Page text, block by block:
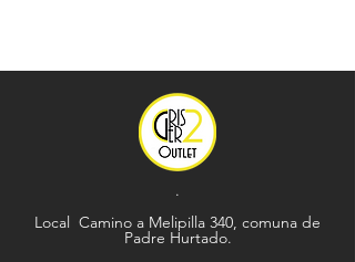
.
Local Camino a Melipilla 340, comuna de
Padre Hurtado.